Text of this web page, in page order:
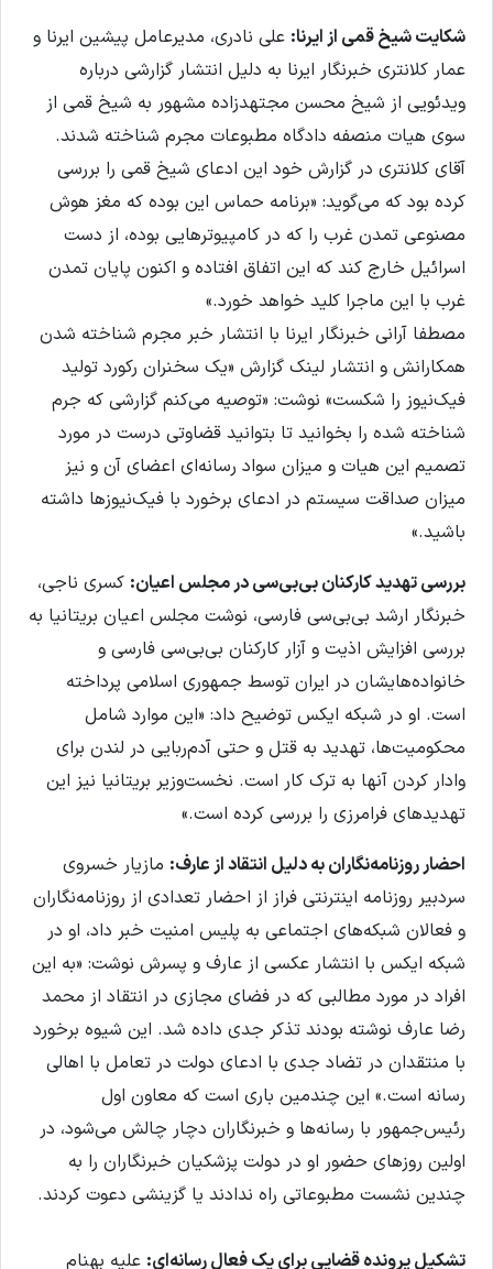
شکایت شیخ قمی از ایرنا:علی نادری، مدیرعامل پیشین ایرنا و
عمار کلانتری خبرنگار ایرنا به دلیل انتشار گزارشی درباره‌
ویدئویی از شیخ محسن مجتهدزاده مشهور به شیخ قمی از
سوی هیات منصفه‌ دادگاه مطبوعات مجرم شناخته شدند.
آقای کلانتری در گزارش خود این ادعای شیخ قمی را بررسی
کرده بود که می‌گوید: «برنامه حماس این بوده که مغز هوش
مصنوعی تمدن غرب را که در کامپیوترهایی بوده، از دست
اسرائیل خارج کند که این اتفاق افتاده و اکنون پایان تمدن
غرب با این ماجرا کلید خواهد خورد.»
مصطفا آرانی خبرنگار ایرنا با انتشار خبر مجرم شناخته شدن
همکارانش و انتشار لینک گزارش «یک سخنران رکورد تولید
فیک‌نیوز را شکست» نوشت: «توصیه می‌کنم گزارشی که جرم
شناخته شده را بخوانید تا بتوانید قضاوتی درست در مورد
تصمیم این هیات و میزان سواد رسانه‌ای اعضای آن و نیز
میزان صداقت سیستم در ادعای برخورد با فیک‌نیوزها داشته
باشید.»
بررسی تهدید کارکنان بی‌بی‌سی در مجلس اعیان:کسری ناجی،
خبرنگار ارشد بی‌بی‌سی فارسی، نوشت مجلس اعیان بریتانیا به
بررسی افزایش اذیت و آزار کارکنان بی‌بی‌سی فارسی و
خانواده‌هایشان در ایران توسط جمهوری اسلامی پرداخته
است. او در شبکه ایکس توضیح داد: «این موارد شامل
محکومیت‌ها، تهدید به قتل و حتی آدم‌ربایی در لندن برای
وادار کردن آنها به ترک کار است. نخست‌وزیر بریتانیا نیز این
تهدیدهای فرامرزی را بررسی کرده است.»
احضار روزنامه‌نگاران به دلیل انتقاد از عارف:مازیار خسروی
سردبیر روزنامه اینترنتی فراز از احضار تعدادی از روزنامه‌نگاران
و فعالان شبکه‌های اجتماعی به پلیس امنیت خبر داد، او در
شبکه ایکس با انتشار عکسی از عارف و پسرش نوشت: «به این
افراد در مورد مطالبی که در فضای مجازی در انتقاد از محمد
رضا عارف نوشته بودند تذکر جدی داده شد. این شیوه برخورد
با منتقدان در تضاد جدی با ادعای دولت در تعامل با اهالی
رسانه است.» این چندمین باری است که معاون اول
رئیس‌جمهور با رسانه‌ها و خبرنگاران دچار چالش می‌شود، در
اولین روزهای حضور او در دولت پزشکیان خبرنگاران را به
چندین نشست مطبوعاتی راه ندادند یا گزینشی دعوت کردند.
تشکیل پرونده قضایی برای یک فعال رسانه‌ای:علیه بهنام